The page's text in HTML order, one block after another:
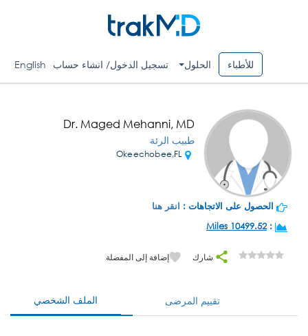
للأطباء الحلول تسجيل الدخول/ انشاء حساب English
Dr. Maged Mehanni, MD
طبيب الرئة
الحصول على الاتجاهات : انقر هنا
:
10499.52 Miles
شارك إضافة إلى المفضلة
الملف الشخصي تقييم المرضى